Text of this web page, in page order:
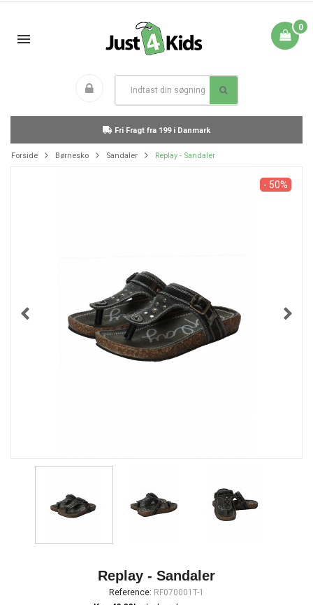
0
Fri Fragt fra 199 i Danmark
Forside Børnesko Sandaler Replay - Sandaler
- 50%
Replay - Sandaler
Reference: RF070001T-1